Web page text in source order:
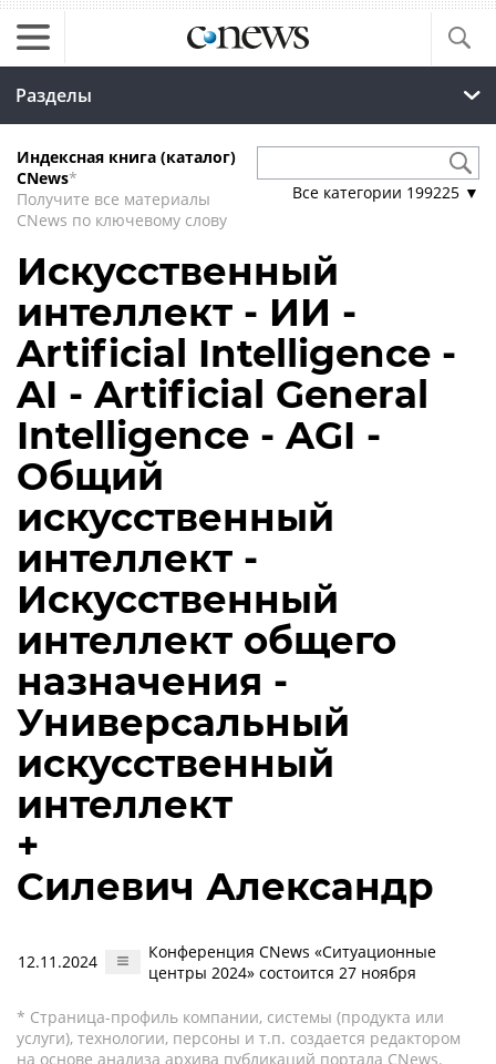
Разделы
Индексная книга (каталог)
CNews*
Получите все материалы
CNews по ключевому слову
Все категории 199225 ▼
Искусственный
интеллект - ИИ -
Artificial Intelligence -
AI - Artificial General
Intelligence - AGI -
Общий
искусственный
интеллект -
Искусственный
интеллект общего
назначения -
Универсальный
искусственный
интеллект
+
Силевич Александр
12.11.2024
Конференция CNews «Ситуационные
центры 2024» состоится 27 ноября
* Страница-профиль компании, системы (продукта или
услуги), технологии, персоны и т.п. создается редактором
на основе анализа архива публикаций портала CNews.